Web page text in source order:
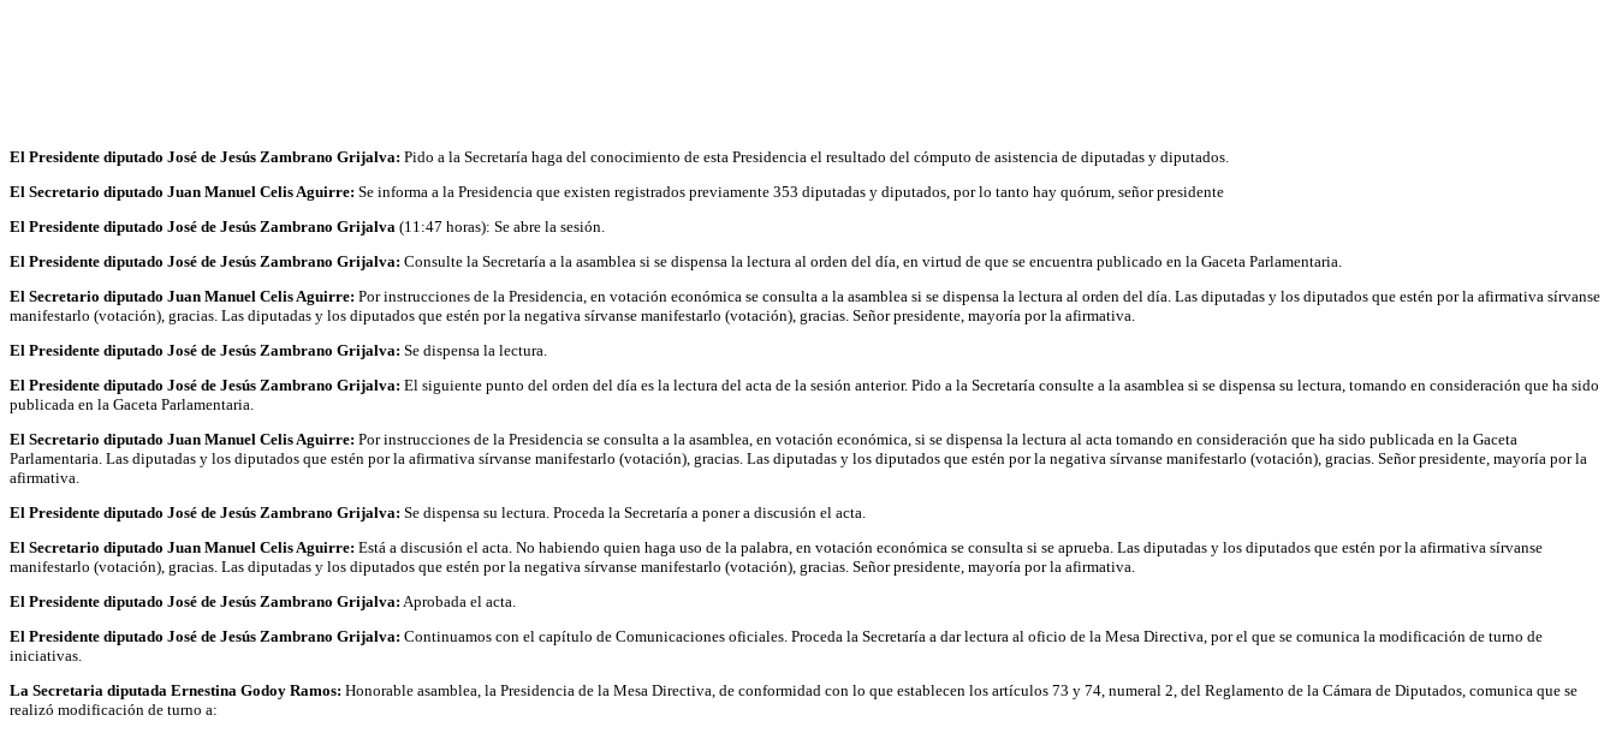
El Presidente diputado José de Jesús Zambrano Grijalva: Pido a la Secretaría haga del conocimiento de esta Presidencia el resultado del cómputo de asistencia de diputadas y diputados.
El Secretario diputado Juan Manuel Celis Aguirre: Se informa a la Presidencia que existen registrados previamente 353 diputadas y diputados, por lo tanto hay quórum, señor presidente
El Presidente diputado José de Jesús Zambrano Grijalva (11:47 horas): Se abre la sesión.
El Presidente diputado José de Jesús Zambrano Grijalva: Consulte la Secretaría a la asamblea si se dispensa la lectura al orden del día, en virtud de que se encuentra publicado en la Gaceta Parlamentaria.
El Secretario diputado Juan Manuel Celis Aguirre: Por instrucciones de la Presidencia, en votación económica se consulta a la asamblea si se dispensa la lectura al orden del día. Las diputadas y los diputados que estén por la afirmativa sírvanse
manifestarlo (votación), gracias. Las diputadas y los diputados que estén por la negativa sírvanse manifestarlo (votación), gracias. Señor presidente, mayoría por la afirmativa.
El Presidente diputado José de Jesús Zambrano Grijalva: Se dispensa la lectura.
El Presidente diputado José de Jesús Zambrano Grijalva: El siguiente punto del orden del día es la lectura del acta de la sesión anterior. Pido a la Secretaría consulte a la asamblea si se dispensa su lectura, tomando en consideración que ha sido
publicada en la Gaceta Parlamentaria.
El Secretario diputado Juan Manuel Celis Aguirre: Por instrucciones de la Presidencia se consulta a la asamblea, en votación económica, si se dispensa la lectura al acta tomando en consideración que ha sido publicada en la Gaceta
Parlamentaria. Las diputadas y los diputados que estén por la afirmativa sírvanse manifestarlo (votación), gracias. Las diputadas y los diputados que estén por la negativa sírvanse manifestarlo (votación), gracias. Señor presidente, mayoría por la
afirmativa.
El Presidente diputado José de Jesús Zambrano Grijalva: Se dispensa su lectura. Proceda la Secretaría a poner a discusión el acta.
El Secretario diputado Juan Manuel Celis Aguirre: Está a discusión el acta. No habiendo quien haga uso de la palabra, en votación económica se consulta si se aprueba. Las diputadas y los diputados que estén por la afirmativa sírvanse
manifestarlo (votación), gracias. Las diputadas y los diputados que estén por la negativa sírvanse manifestarlo (votación), gracias. Señor presidente, mayoría por la afirmativa.
El Presidente diputado José de Jesús Zambrano Grijalva: Aprobada el acta.
El Presidente diputado José de Jesús Zambrano Grijalva: Continuamos con el capítulo de Comunicaciones oficiales. Proceda la Secretaría a dar lectura al oficio de la Mesa Directiva, por el que se comunica la modificación de turno de
iniciativas.
La Secretaria diputada Ernestina Godoy Ramos: Honorable asamblea, la Presidencia de la Mesa Directiva, de conformidad con lo que establecen los artículos 73 y 74, numeral 2, del Reglamento de la Cámara de Diputados, comunica que se
realizó modificación de turno a: